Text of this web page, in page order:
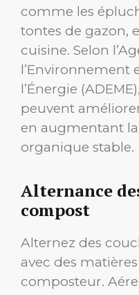
comme les
tontes de gazon,
cuisine. Selon
l’Environnement
l’Énergie
peuvent
en augmentant
organique stable.
Alternance
compost
Alternez des
avec des
composteur.